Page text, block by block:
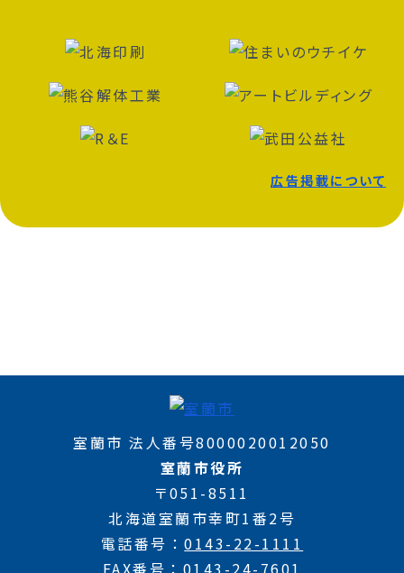
広告掲載について
室蘭市 法人番号8000020012050
室蘭市役所
〒051-8511
北海道室蘭市幸町1番2号
電話番号
0143-22-1111
FAX番号
0143-24-7601